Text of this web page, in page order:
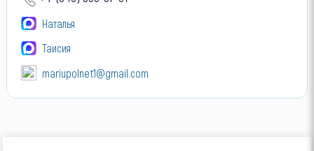
Наталья
Таисия
mariupolnet1@gmail.com